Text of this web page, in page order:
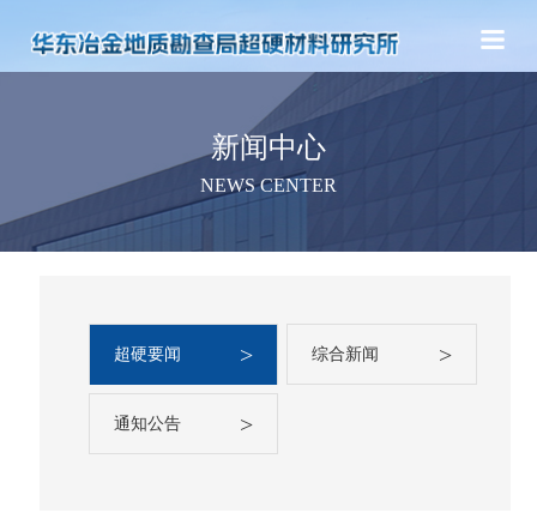
新闻中心
NEWS CENTER
超硬要闻 > 综合新闻 >
通知公告 >